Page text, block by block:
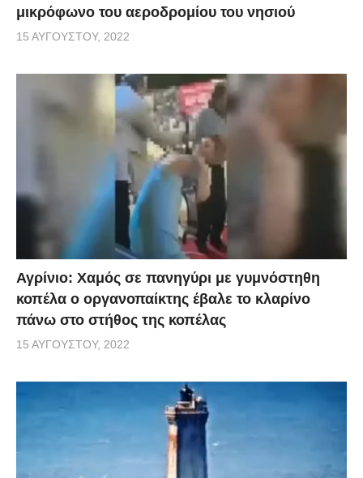
μικρόφωνο του αεροδρομίου του νησιού
15 ΑΥΓΟΎΣΤΟΥ, 2022
Αγρίνιο: Χαμός σε πανηγύρι με γυμνόστηθη
κοπέλα ο οργανοπαίκτης έβαλε το κλαρίνο
πάνω στο στήθος της κοπέλας
15 ΑΥΓΟΎΣΤΟΥ, 2022